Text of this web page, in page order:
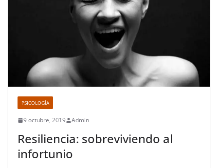
PSICOLOGÍA
9 octubre, 2019 Admin
Resiliencia: sobreviviendo al
infortunio